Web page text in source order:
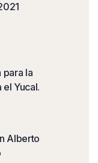
para la
Yucal.
Alberto